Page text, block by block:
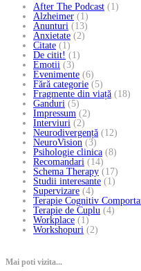
After The Podcast (1)
Alzheimer (1)
Anunturi (13)
Anxietate (2)
Citate (1)
De citit! (1)
Emotii (3)
Evenimente (6)
Fără categorie (5)
Fragmente din viață (18)
Ganduri (5)
Impressum (2)
Interviuri (2)
Neurodivergență (12)
NeuroVision (3)
Psihologie clinica (8)
Recomandari (14)
Schema Therapy (17)
Studii interesante (1)
Supervizare (4)
Terapie Cognitiv
Terapie de Cuplu (4)
Workplace (1)
Workshopuri (2)
Mai poti vizita...